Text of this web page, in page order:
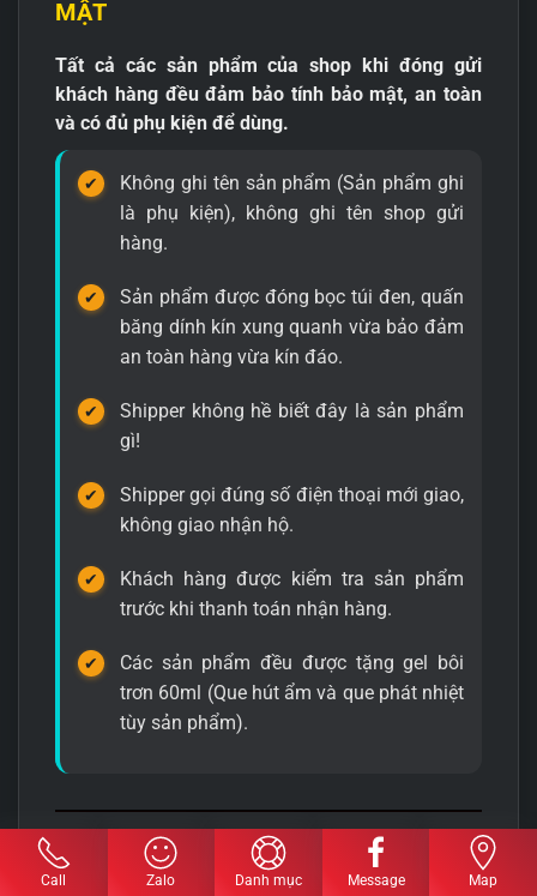
MẬT
Tất cả các sản phẩm của shop khi đóng gửi
khách hàng đều đảm bảo tính bảo mật, an toàn
và có đủ phụ kiện để dùng.
Không ghi tên sản phẩm (Sản phẩm ghi
là phụ kiện), không ghi tên shop gửi
hàng.
Sản phẩm được đóng bọc túi đen, quấn
băng dính kín xung quanh vừa bảo đảm
an toàn hàng vừa kín đáo.
Shipper không hề biết đây là sản phẩm
gì!
Shipper gọi đúng số điện thoại mới giao,
không giao nhận hộ.
Khách hàng được kiểm tra sản phẩm
trước khi thanh toán nhận hàng.
Các sản phẩm đều được tặng gel bôi
trơn 60ml (Que hút ẩm và que phát nhiệt
tùy sản phẩm).
Hình ảnh các sản phẩm đóng đi tại shop:
Call Zalo Danh mục Message Map